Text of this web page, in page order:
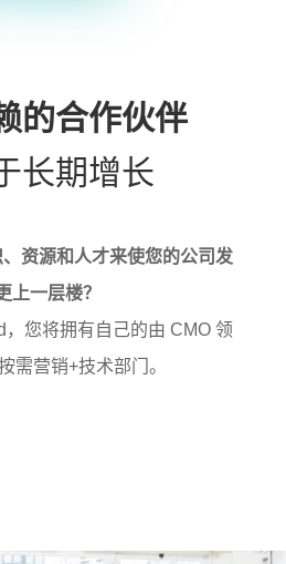
的合作伙伴
长期增长
资源和人才来使您的公司发
上一层楼？
您将拥有自己的由 CMO 领
需营销+技术部门。